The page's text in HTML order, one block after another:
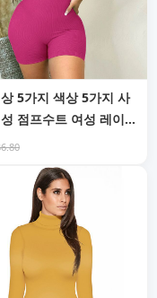
5가지 색상 5가지 사
점프수트 여성 레이온